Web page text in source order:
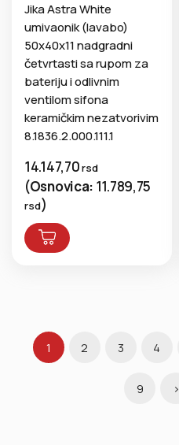
Jika Astra White
umivaonik (lavabo)
50x40x11 nadgradni
četvrtasti sa rupom za
bateriju i odlivnim
ventilom sifona
keramičkim nezatvorivim
8.1836.2.000.111.1
14.147,70rsd
(Osnovica: 11.789,75
rsd)
1 2 3 4
9 >